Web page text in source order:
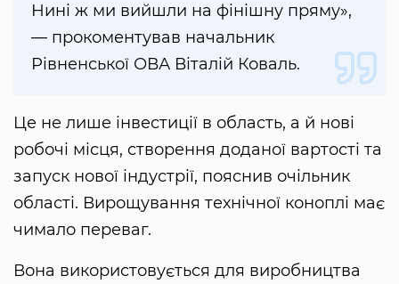
Нині ж ми вийшли на фінішну пряму»,
— прокоментував начальник
Рівненської ОВА Віталій Коваль.
Це не лише інвестиції в область, а й нові
робочі місця, створення доданої вартості та
запуск нової індустрії, пояснив очільник
області. Вирощування технічної коноплі має
чимало переваг.
Вона використовується для виробництва